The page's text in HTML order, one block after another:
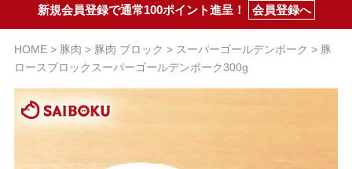
新規会員登録で通常100ポイント進呈！
会員登録へ
HOME 豚肉 豚肉 ブロック スーパーゴールデンポーク
豚
ロースブロックスーパーゴールデンポーク300g